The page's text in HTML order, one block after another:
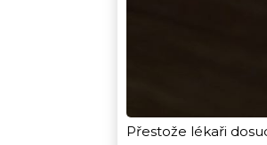
Přestože lékaři